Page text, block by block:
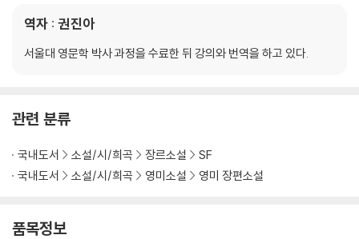
역자 : 권진아
서울대 영문학 박사 과정을 수료한 뒤 강의와 번역을 하고 있다.
관련 분류
국내도서 소설/시/희곡 장르소설
SF
국내도서
소설/시/희곡 영미소설 영미 장편소설
품목정보